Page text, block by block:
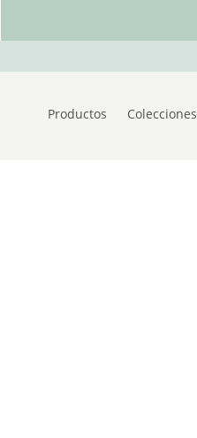
Productos Colecciones